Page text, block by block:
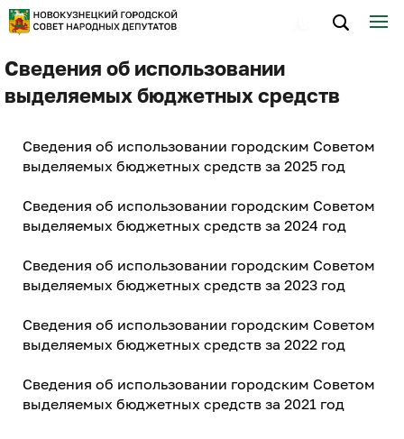
Сведения об использовании
выделяемых бюджетных средств
Сведения об использовании городским Советом
выделяемых бюджетных средств за 2025 год
Сведения об использовании городским Советом
выделяемых бюджетных средств за 2024 год
Сведения об использовании городским Советом
выделяемых бюджетных средств за 2023 год
Сведения об использовании городским Советом
выделяемых бюджетных средств за 2022 год
Сведения об использовании городским Советом
выделяемых бюджетных средств за 2021 год